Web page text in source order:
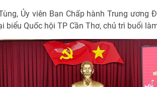
Ủy viên Ban Chấp hành Trung ương
biểu Quốc hội TP Cần Thơ, chủ trì buổi